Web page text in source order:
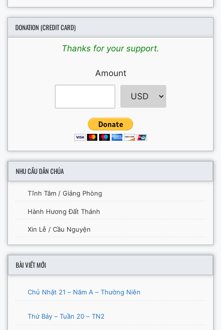
DONATION (CREDIT CARD)
Thanks for your support.
Amount
NHU CẦU DÂN CHÚA
Tĩnh Tâm / Giảng Phòng
Hành Hương Đất Thánh
Xin Lễ / Cầu Nguyện
BÀI VIẾT MỚI
Chủ Nhật 21 – Năm A – Thường Niên
Thứ Bảy – Tuần 20 – TN2